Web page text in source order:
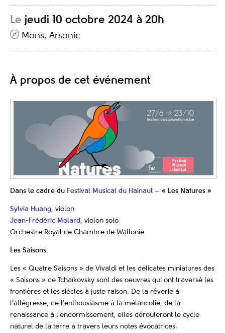
Le jeudi 10 octobre 2024 à 20h
Mons, Arsonic
À propos de cet événement
Dans le cadre du Festival Musical du Hainaut – « Les Natures »
Sylvia Huang, violon
Jean-Frédéric Molard, violon solo
Orchestre Royal de Chambre de Wallonie
Les Saisons
Les « Quatre Saisons » de Vivaldi et les délicates miniatures des
« Saisons » de Tchaïkovsky sont des oeuvres qui ont traversé les
frontières et les siècles à juste raison. De la rêverie à
l’allégresse, de l’enthousiasme à la mélancolie, de la
renaissance à l’endormissement, elles dérouleront le cycle
naturel de la terre à travers leurs notes évocatrices.